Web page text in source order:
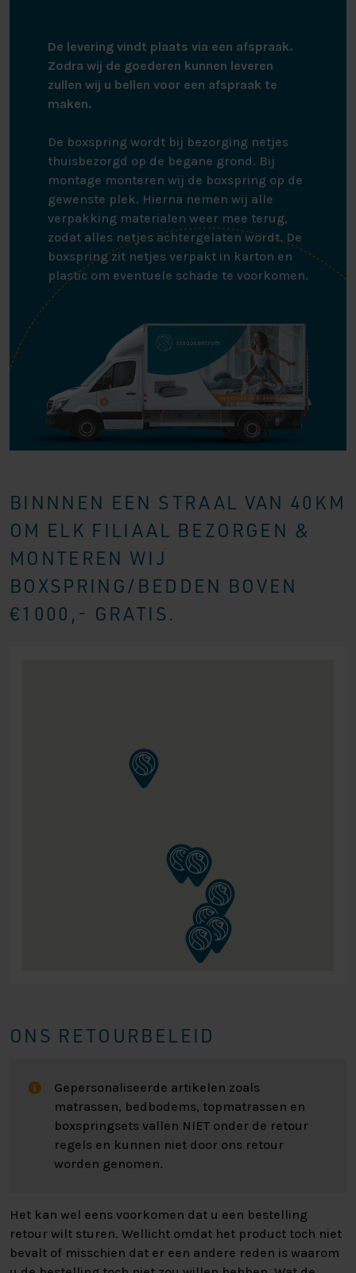
De levering vindt plaats via een afspraak.
Zodra wij de goederen kunnen leveren
zullen wij u bellen voor een afspraak te
maken.
De boxspring wordt bij bezorging netjes
thuisbezorgd op de begane grond. Bij
montage monteren wij de boxspring op de
gewenste plek. Hierna nemen wij alle
verpakking materialen weer mee terug,
zodat alles netjes achtergelaten wordt. De
boxspring zit netjes verpakt in karton en
plastic om eventuele schade te voorkomen.
BINNNEN EEN STRAAL VAN 40KM
OM ELK FILIAAL BEZORGEN &
MONTEREN WIJ
BOXSPRING/BEDDEN BOVEN
€1000,- GRATIS.
ONS RETOURBELEID
Gepersonaliseerde artikelen zoals
matrassen, bedbodems, topmatrassen en
boxspringsets vallen NIET onder de retour
regels en kunnen niet door ons retour
worden genomen.
Het kan wel eens voorkomen dat u een bestelling
retour wilt sturen. Wellicht omdat het product toch niet
bevalt of misschien dat er een andere reden is waarom